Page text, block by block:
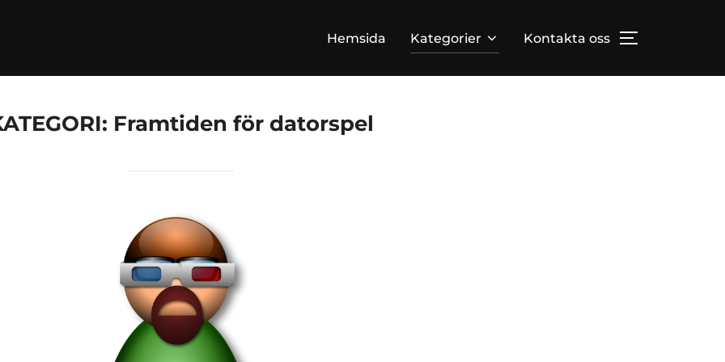
Hemsida Kategorier Kontakta oss TOGGLE
Framtiden för datorspel